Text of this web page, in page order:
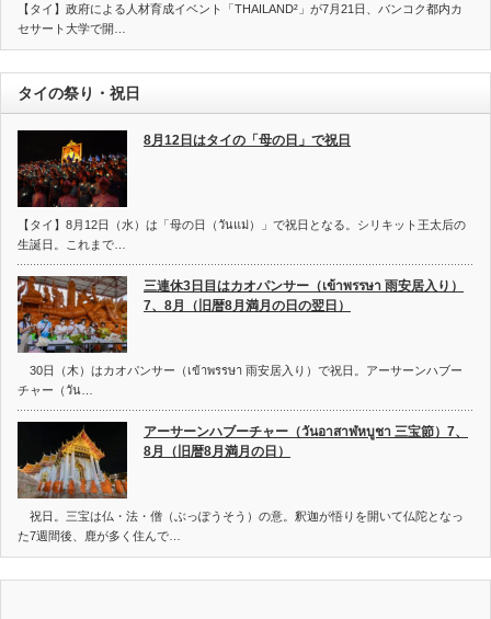
【タイ】政府による人材育成イベント「THAILAND²」が7月21日、バンコク都内カ
セサート大学で開…
タイの祭り・祝日
8月12日はタイの「母の日」で祝日
【タイ】8月12日（水）は「母の日（วันแม่）」で祝日となる。シリキット王太后の
生誕日。これまで…
三連休3日目はカオパンサー（เข้าพรรษา 雨安居入り）
7、8月（旧暦8月満月の日の翌日）
30日（木）はカオパンサー（เข้าพรรษา 雨安居入り）で祝日。アーサーンハブー
チャー（วัน…
アーサーンハブーチャー（วันอาสาฬหบูชา 三宝節）7、
8月（旧暦8月満月の日）
祝日。三宝は仏・法・僧（ぶっぽうそう）の意。釈迦が悟りを開いて仏陀となっ
た7週間後、鹿が多く住んで…